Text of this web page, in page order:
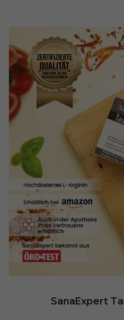
SanaExpert